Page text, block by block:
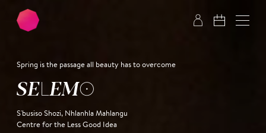
Zum Hauptinhalt springen Zum Footer springen
Spring is the passage all beauty has to overcome
SELEMO
S'busiso Shozi, Nhlanhla Mahlangu
Centre for the Less Good Idea